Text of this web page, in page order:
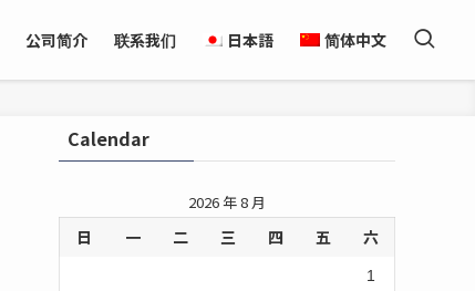
公司简介 联系我们 日本語 简体中文
Calendar
2026 年 8 月
日 一 二 三 四 五 六
1